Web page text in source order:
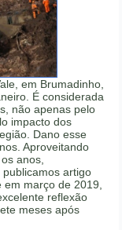
em Brumadinho,
É considerada
não apenas pelo
impacto dos
Dano esse
Aproveitando
anos,
artigo
em março de 2019,
reflexão
meses após